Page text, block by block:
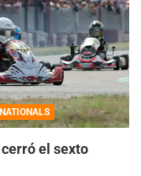
cerró el sexto